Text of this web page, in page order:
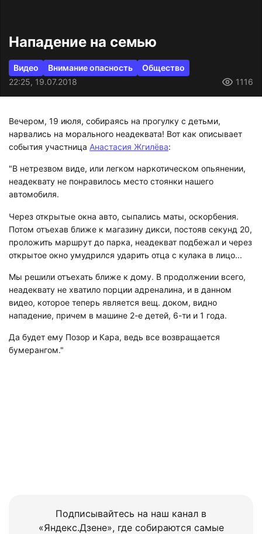
Нападение на семью
Видео Внимание опасность
Общество
22:25, 19.07.2018
1116
Вечером, 19 июля, собираясь на прогулку с детьми,
нарвались на морального неадеквата! Вот как описывает
события участница Анастасия Жгилёва:
"В нетрезвом виде, или легком наркотическом опьянении,
неадеквату не понравилось место стоянки нашего
автомобиля.
Через открытые окна авто, сыпались маты, оскорбения.
Потом отъехав ближе к магазину дикси, постояв секунд 20,
проложить маршрут до парка, неадекват подбежал и через
открытое окно умудрился ударить отца с кулака в лицо...
Мы решили отъехать ближе к дому. В продолжении всего,
неадеквату не хватило порции адреналина, и в данном
видео, которое теперь является вещ. доком, видно
нападение, причем в машине 2-е детей, 6-ти и 1 года.
Да будет ему Позор и Кара, ведь все возвращается
бумерангом."
Подписывайтесь на наш канал в
«Яндекс.Дзене», где собираются самые